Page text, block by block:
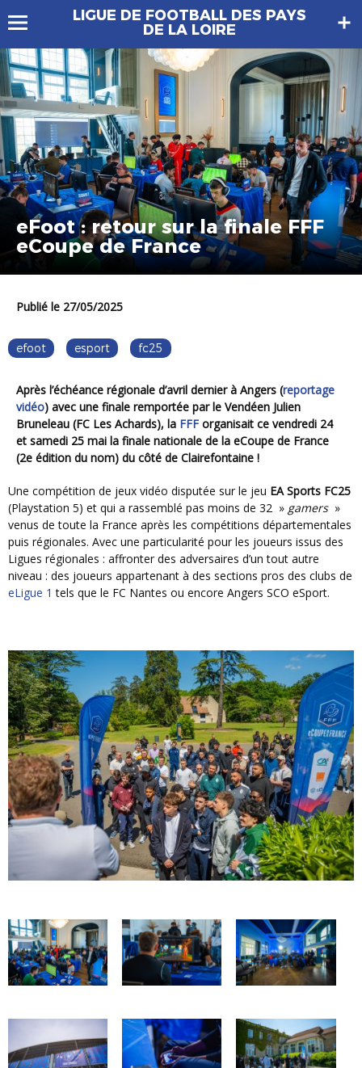
LIGUE DE FOOTBALL DES PAYS
DE LA LOIRE
eFoot : retour sur la finale FFF
eCoupe de France
Publié le 27/05/2025
efoot esport fc25
Après l’échéance régionale d’avril dernier à Angers (reportage
vidéo) avec une finale remportée par le Vendéen Julien
Bruneleau (FC Les Achards), la FFF organisait ce vendredi 24
et samedi 25 mai la finale nationale de la eCoupe de France
(2e édition du nom) du côté de Clairefontaine !
Une compétition de jeux vidéo disputée sur le jeu EA Sports FC25
(Playstation 5) et qui a rassemblé pas moins de 32 » gamers»
venus de toute la France après les compétitions départementales
puis régionales. Avec une particularité pour les joueurs issus des
Ligues régionales : affronter des adversaires d’un tout autre
niveau : des joueurs appartenant à des sections pros des clubs de
eLigue 1 tels que le FC Nantes ou encore Angers SCO eSport.